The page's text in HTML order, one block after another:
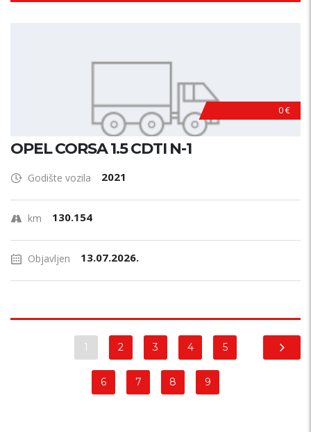
0 €
OPEL CORSA 1.5 CDTI N-1
Godište vozila 2021
km 130.154
Objavljen 13.07.2026.
1 2 3 4 5
6 7 8 9